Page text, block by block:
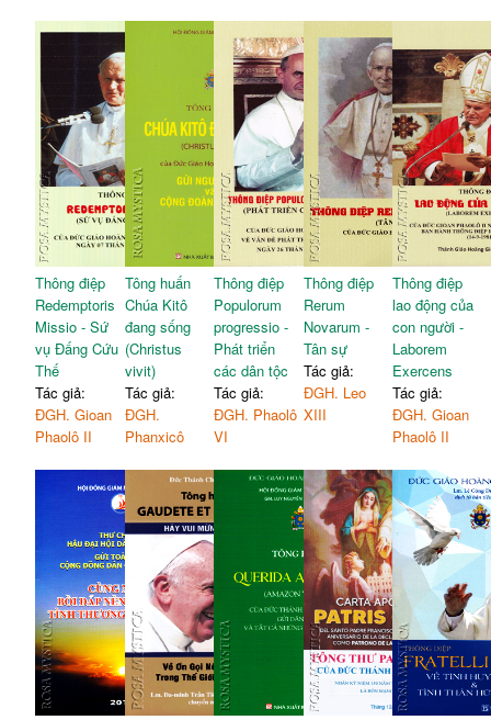
Thông điệp
Redemptoris
Missio - Sứ
vụ Đấng Cứu
Thế
Tác giả:
ĐGH. Gioan
Phaolô II
Tông huấn
Chúa Kitô
đang sống
(Christus
vivit)
Tác giả:
ĐGH.
Phanxicô
Thông điệp
Populorum
progressio -
Phát triển
các dân tộc
Tác giả:
ĐGH. Phaolô
VI
Thông điệp
Rerum
Novarum -
Tân sự
Tác giả:
ĐGH. Leo
XIII
Thông điệp
lao động của
con người -
Laborem
Exercens
Tác giả:
ĐGH. Gioan
Phaolô II